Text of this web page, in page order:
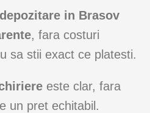
in Brasov
, fara costuri
sa stii exact ce platesti.
este clar, fara
un pret echitabil.